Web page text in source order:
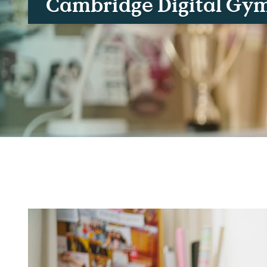
Cambridge Digital